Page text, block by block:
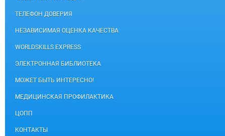
ТЕЛЕФОН ДОВЕРИЯ
НЕЗАВИСИМАЯ ОЦЕНКА КАЧЕСТВА
WORLDSKILLS EXPRESS
ЭЛЕКТРОННАЯ БИБЛИОТЕКА
МОЖЕТ БЫТЬ ИНТЕРЕСНО!
МЕДИЦИНСКАЯ ПРОФИЛАКТИКА
ЦОПП
КОНТАКТЫ